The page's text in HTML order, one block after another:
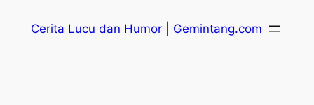
Cerita Lucu dan Humor | Gemintang.com